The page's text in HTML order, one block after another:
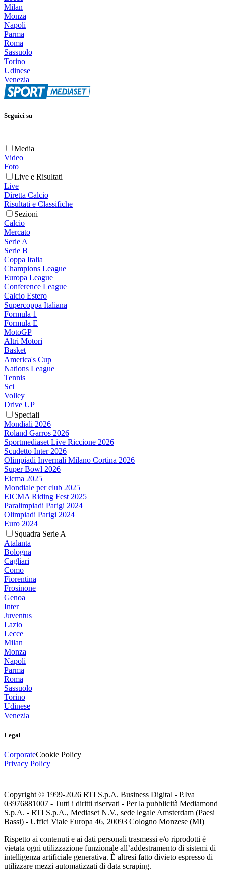
Milan
Monza
Napoli
Parma
Roma
Sassuolo
Torino
Udinese
Venezia
Seguici su
Media
Video
Foto
Live e Risultati
Live
Diretta Calcio
Risultati e Classifiche
Sezioni
Calcio
Mercato
Serie A
Serie B
Coppa Italia
Champions League
Europa League
Conference League
Calcio Estero
Supercoppa Italiana
Formula 1
Formula E
MotoGP
Altri Motori
Basket
America's Cup
Nations League
Tennis
Sci
Volley
Drive UP
Speciali
Mondiali 2026
Roland Garros 2026
Sportmediaset Live Riccione 2026
Scudetto Inter 2026
Olimpiadi Invernali Milano Cortina 2026
Super Bowl 2026
Eicma 2025
Mondiale per club 2025
EICMA Riding Fest 2025
Paralimpiadi Parigi 2024
Olimpiadi Parigi 2024
Euro 2024
Squadra Serie A
Atalanta
Bologna
Cagliari
Como
Fiorentina
Frosinone
Genoa
Inter
Juventus
Lazio
Lecce
Milan
Monza
Napoli
Parma
Roma
Sassuolo
Torino
Udinese
Venezia
Legal
CorporateCookie Policy
Privacy Policy
Copyright © 1999-2026 RTI S.p.A. Business Digital - P.Iva
03976881007 - Tutti i diritti riservati - Per la pubblicità Mediamond
S.p.A. - RTI S.p.A., Mediaset N.V., sede legale Amsterdam (Paesi
Bassi) - Uffici Viale Europa 46, 20093 Cologno Monzese (MI)
Rispetto ai contenuti e ai dati personali trasmessi e/o riprodotti è
vietata ogni utilizzazione funzionale all’addestramento di sistemi di
intelligenza artificiale generativa. È altresì fatto divieto espresso di
utilizzare mezzi automatizzati di data scraping.